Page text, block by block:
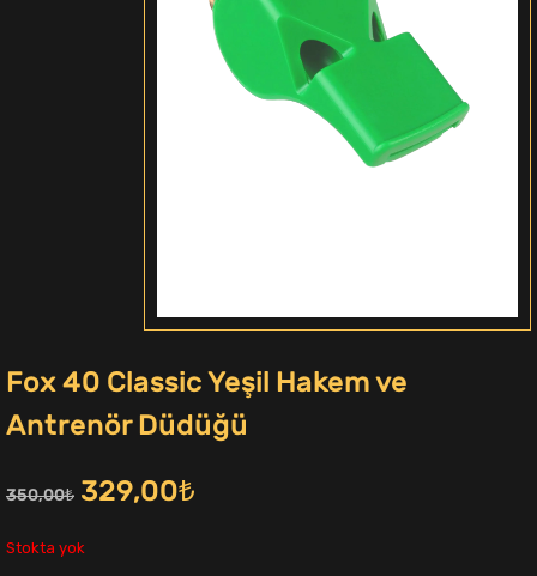
Fox 40 Classic Yeşil Hakem ve
Antrenör Düdüğü
350,00₺ Orijinal
fiyat:
329,00₺
Stokta yok